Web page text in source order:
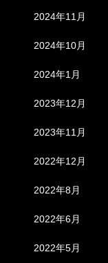
2024年11月
2024年10月
2024年1月
2023年12月
2023年11月
2022年12月
2022年8月
2022年6月
2022年5月